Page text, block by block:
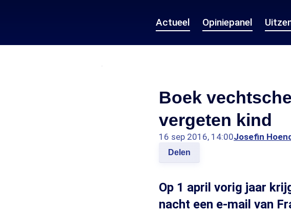
Actueel Opiniepanel
Boek
vergeten kind
16 sep 2016, 14:00Josefin
Delen
Op 1 april vorig jaar
nacht een e-mail van